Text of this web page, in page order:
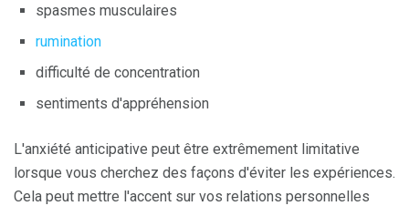
spasmes musculaires
rumination
difficulté de concentration
sentiments d'appréhension
L'anxiété anticipative peut être extrêmement limitative
lorsque vous cherchez des façons d'éviter les expériences.
Cela peut mettre l'accent sur vos relations personnelles